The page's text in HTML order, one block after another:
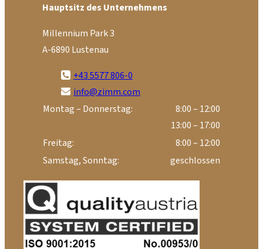
Hauptsitz des Unternehmens
Millennium Park 3
A-6890 Lustenau
+43 5577 806-0
info@zimm.com
Montag – Donnerstag:
8:00 – 12:00
13:00 – 17:00
Freitag:
8:00 – 12:00
Samstag, Sonntag:
geschlossen